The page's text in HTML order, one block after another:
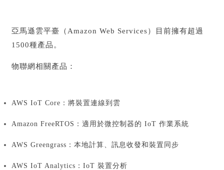
亞馬遜雲平臺（Amazon Web Services）目前擁有超過
1500種產品。
物聯網相關產品：
AWS IoT Core： 將裝置連線到雲
Amazon FreeRTOS： 適用於微控制器的 IoT 作業系統
AWS Greengrass： 本地計算、訊息收發和裝置同步
AWS IoT Analytics： IoT 裝置分析